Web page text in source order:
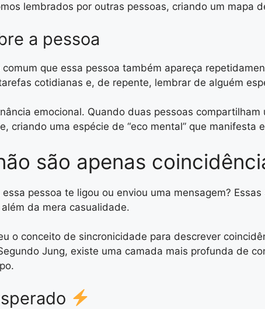
lembrados por outras pessoas, criando um mapa
a pessoa
que essa pessoa também apareça
cotidianas e, de repente, lembrar de alguém
emocional. Quando duas pessoas
criando uma espécie de “eco mental” que manifesta
são apenas
pessoa te ligou ou enviou uma mensagem?
da mera casualidade.
o conceito de sincronicidade para descrever
Jung, existe uma camada mais profunda de